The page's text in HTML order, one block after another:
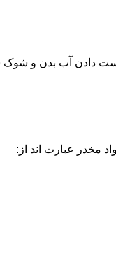
دادن آب بدن و شوک
مخدر عبارت اند از: